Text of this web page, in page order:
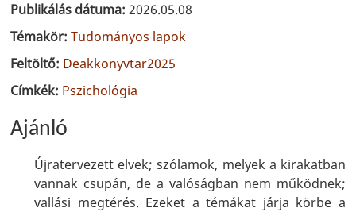
Publikálás dátuma:2026.05.08
Témakör:Tudományos lapok
Feltöltő: Deakkonyvtar2025
Címkék: Pszichológia
Ajánló
Újratervezett elvek; szólamok, melyek a kirakatban
vannak csupán, de a valóságban nem működnek;
vallási megtérés. Ezeket a témákat járja körbe a